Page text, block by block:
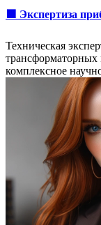
🟩 Экспертиза
Техническая
трансформаторных
комплексное